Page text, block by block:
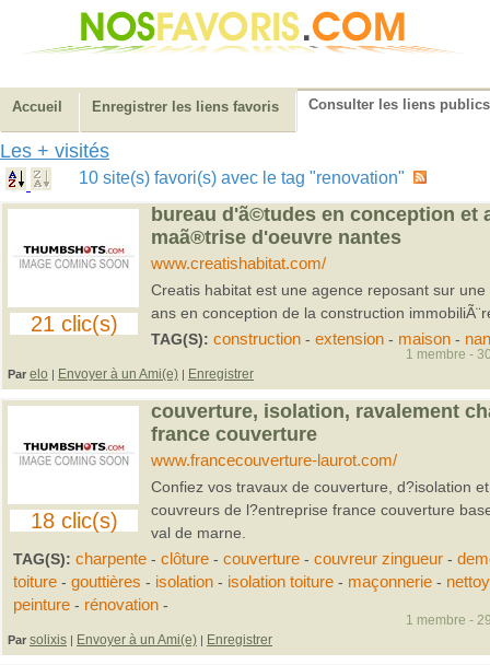
Accueil Enregistrer les liens favoris Consulter les liens publics
Les + visités
10 site(s) favori(s) avec le tag "renovation"
21 clic(s)
bureau d'ã©tudes en conception et
maã®trise d'oeuvre nantes
www.creatishabitat.com/
Creatis habitat est une agence reposant sur
ans en conception de la construction
TAG(S): construction- extension- maison-
Par elo | Envoyer à un Ami(e) | Enregistrer
1 membre -
18 clic(s)
couverture, isolation, ravalement
france couverture
www.francecouverture-laurot.com/
Confiez vos travaux de couverture, d?isolation
couvreurs de l?entreprise france couverture
val de marne.
TAG(S): charpente - clôture - couverture - couvreur zingueur -
toiture - gouttières - isolation - isolation toiture - maçonnerie -
peinture - rénovation -
Par solixis | Envoyer à un Ami(e) | Enregistrer
1 membre -